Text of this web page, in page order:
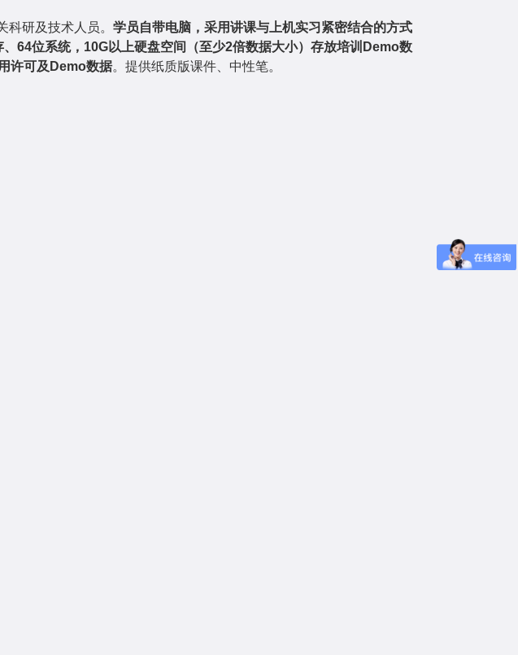
研及技术人员。 学员自带电脑，采用讲课与上机实习紧密结合的方式
64位系统， 10G以上硬盘空间（至少2倍数据大小）存放培训 Demo数
许可及 Demo数据。 提供纸质版课件、中性笔。